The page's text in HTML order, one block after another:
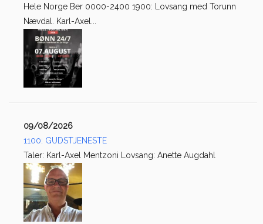
Hele Norge Ber 0000-2400 1900: Lovsang med Torunn
Nævdal. Karl-Axel...
09/08/2026
1100: GUDSTJENESTE
Taler: Karl-Axel Mentzoni Lovsang: Anette Augdahl